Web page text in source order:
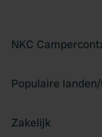
NKC
Populaire
Zakelijk